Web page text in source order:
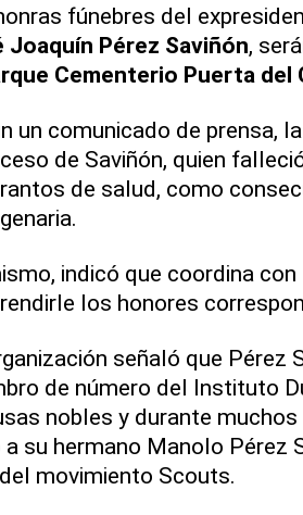
fúnebres del
Joaquín Pérez Saviñón,
Cementerio Puerta del
un comunicado de prensa,
de Saviñón, quien
de salud, como
indicó que coordina
los honores
señaló que Pérez
de número del Instituto
nobles y durante
a su hermano Manolo Pérez
movimiento Scouts.